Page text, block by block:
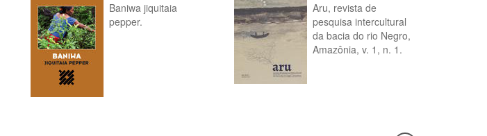
Baniwa jiquitaia
pepper.
Aru, revista de
pesquisa intercultural
da bacia do rio Negro,
Amazônia, v. 1, n. 1.